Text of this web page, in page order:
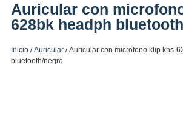
Auricular con
628bk headph
Inicio /Auricular / Auricular con microfono klip khs-
bluetooth/negro